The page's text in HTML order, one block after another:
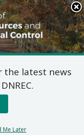
Search
This
Site
the latest news
Me Later